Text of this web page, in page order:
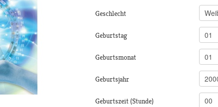
Geschlecht
Geburtstag
Geburtsmonat
Geburtsjahr
Geburtszeit (Stunde)